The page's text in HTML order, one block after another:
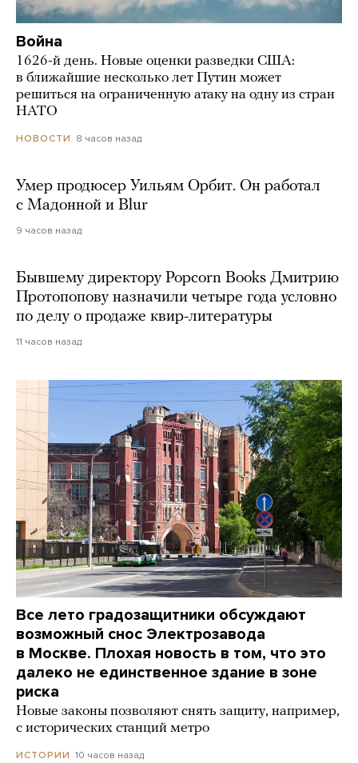
Война
1626-й день. Новые оценки разведки США:
в ближайшие несколько лет Путин может
решиться на ограниченную атаку на одну из стран
НАТО
НОВОСТИ 8 часов назад
Умер продюсер Уильям Орбит. Он работал
с Мадонной и Blur
9 часов назад
Бывшему директору Popcorn Books Дмитрию
Протопопову назначили четыре года условно
по делу о продаже квир-литературы
11 часов назад
Все лето градозащитники обсуждают
возможный снос Электрозавода
в Москве. Плохая новость в том, что это
далеко не единственное здание в зоне
риска
Новые законы позволяют снять защиту, например,
с исторических станций метро
ИСТОРИИ 10 часов назад